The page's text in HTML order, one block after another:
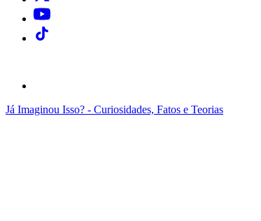
Já Imaginou Isso? - Curiosidades, Fatos e Teorias